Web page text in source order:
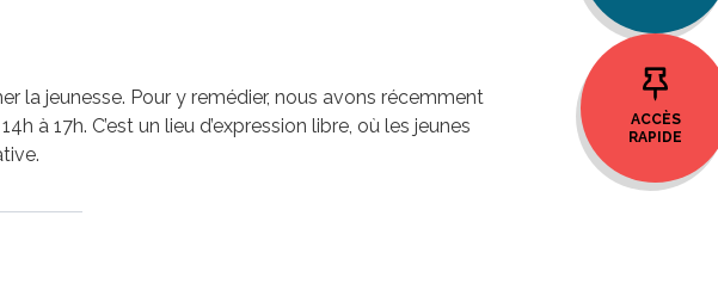
la jeunesse. Pour y remédier, nous avons récemment
à 17h. C’est un lieu d’expression libre, où les jeunes
ACCÈS
RAPIDE